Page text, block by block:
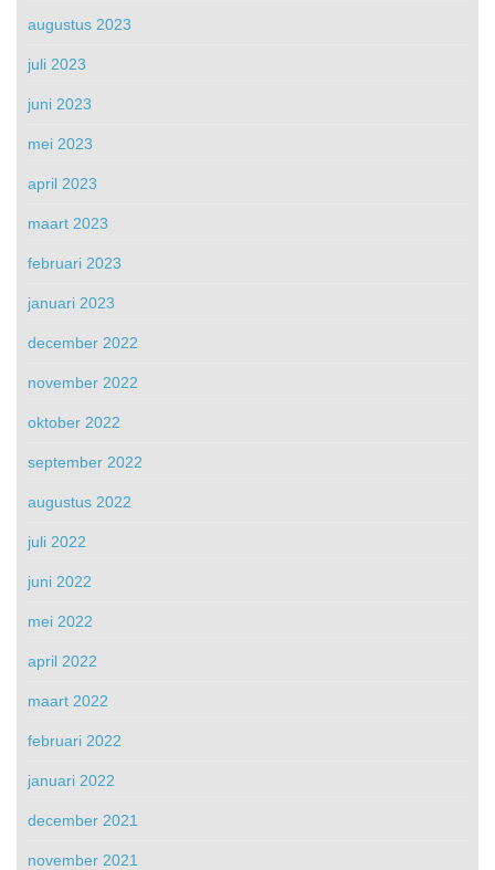
augustus 2023
juli 2023
juni 2023
mei 2023
april 2023
maart 2023
februari 2023
januari 2023
december 2022
november 2022
oktober 2022
september 2022
augustus 2022
juli 2022
juni 2022
mei 2022
april 2022
maart 2022
februari 2022
januari 2022
december 2021
november 2021